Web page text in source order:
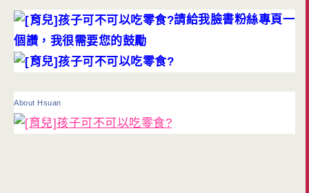
請給我臉書粉絲專頁一
個讚，我很需要您的鼓勵
About Hsuan